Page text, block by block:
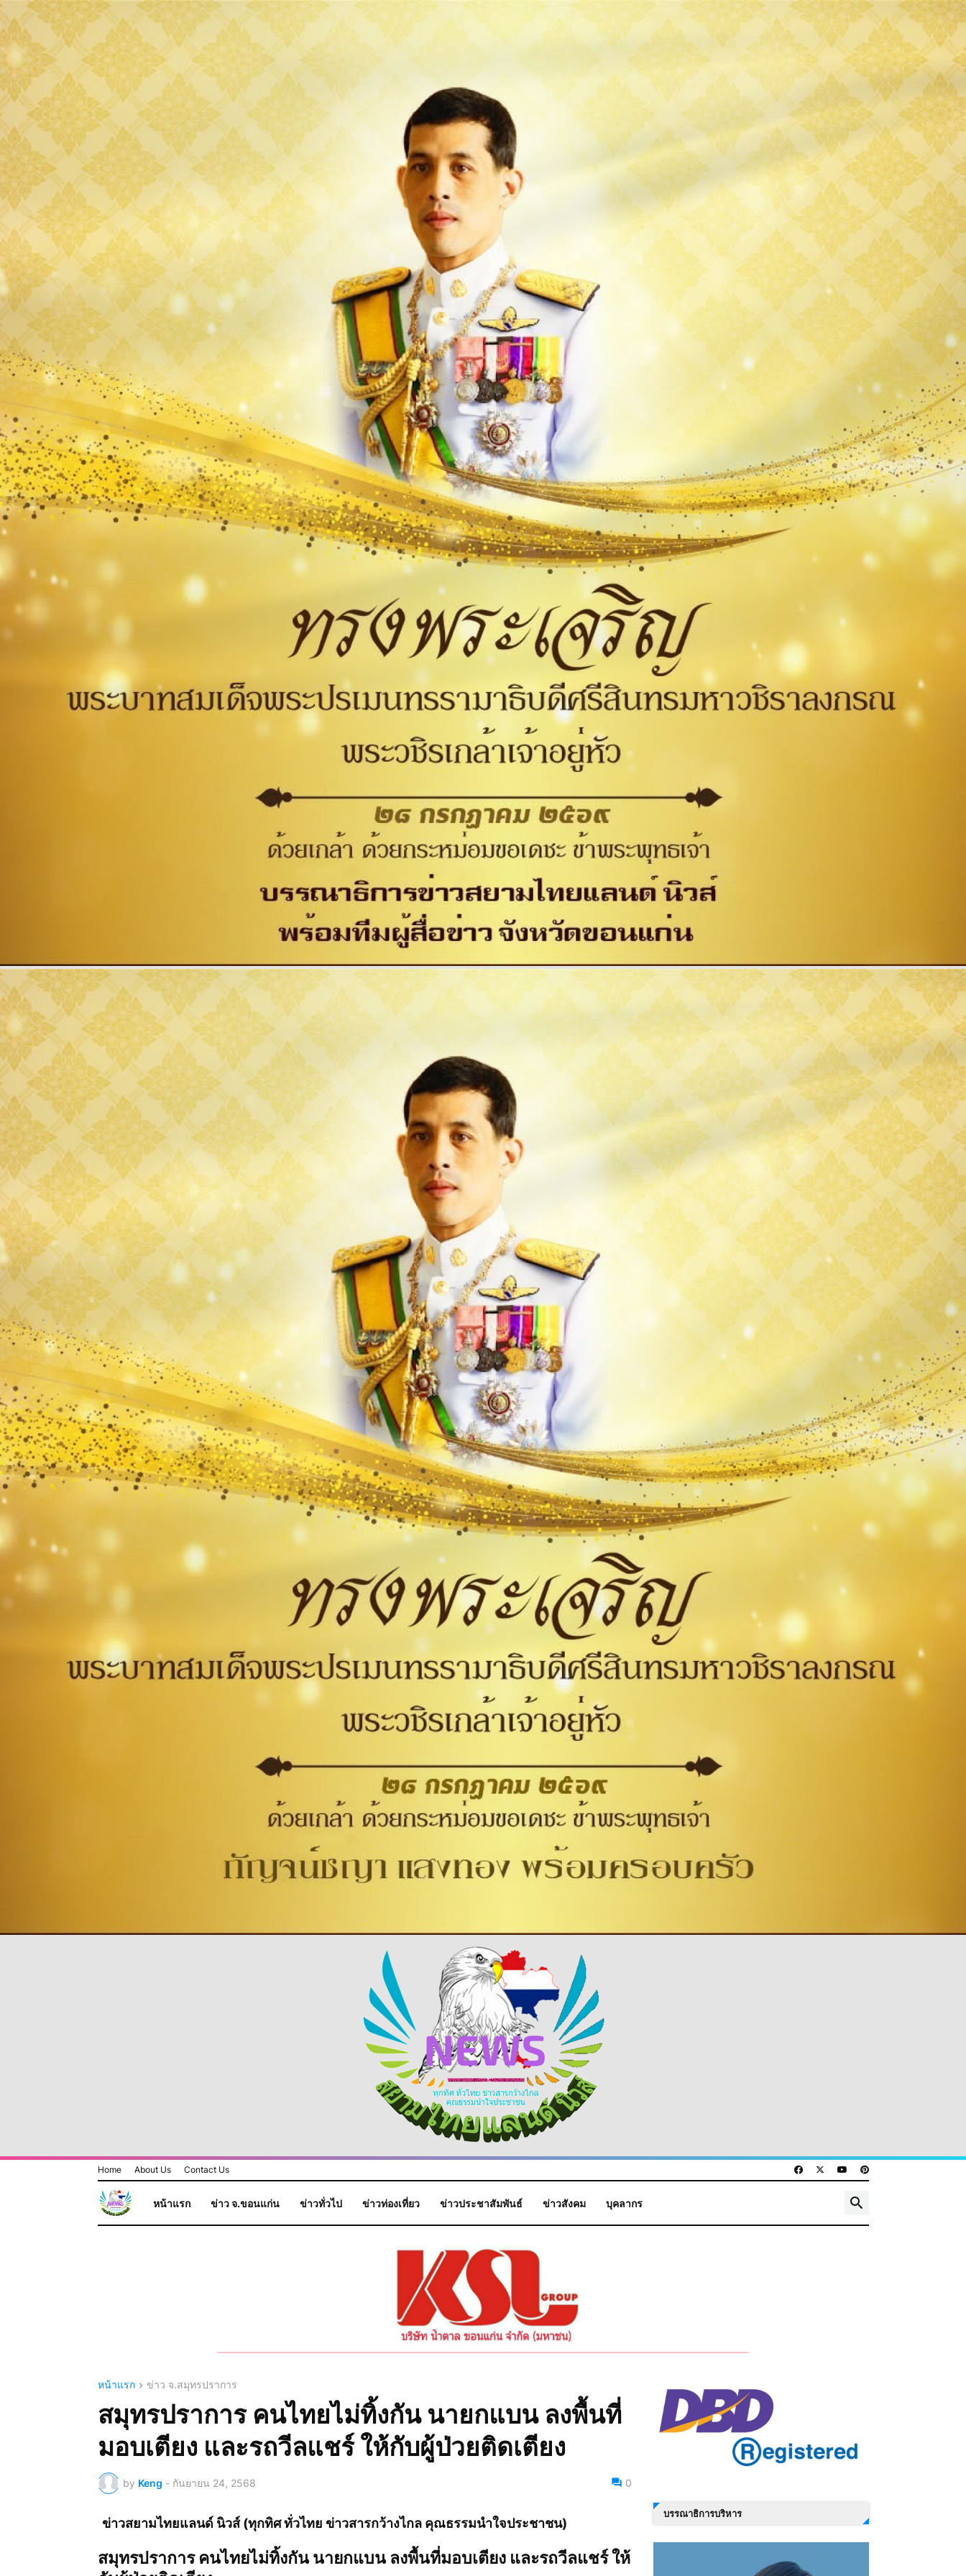
Home About Us Contact Us
หน้าแรก ข่าว จ.ขอนแก่น ข่าวทั่วไป ข่าวท่องเที่ยว ข่าวประชาสัมพันธ์ ข่าวสังคม บุคลากร
หน้าแรก ข่าว จ.สมุทรปราการ
สมุทรปราการ คนไทยไม่ทิ้งกัน นายกแบน ลงพื้นที่
มอบเตียง และรถวีลแชร์ ให้กับผู้ป่วยติดเตียง
by Keng - กันยายน 24, 2568 0
ข่าวสยามไทยแลนด์ นิวส์ (ทุกทิศ ทั่วไทย ข่าวสารกว้างไกล คุณธรรมนำใจประชาชน)
สมุทรปราการ คนไทยไม่ทิ้งกัน นายกแบน ลงพื้นที่มอบเตียง และรถวีลแชร์ ให้
บรรณาธิการบริหาร